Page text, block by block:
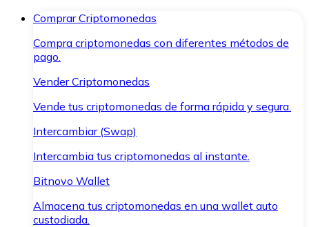
Comprar Criptomonedas
Compra criptomonedas con diferentes métodos de
pago.
Vender Criptomonedas
Vende tus criptomonedas de forma rápida y segura.
Intercambiar (Swap)
Intercambia tus criptomonedas al instante.
Bitnovo Wallet
Almacena tus criptomonedas en una wallet auto
custodiada.